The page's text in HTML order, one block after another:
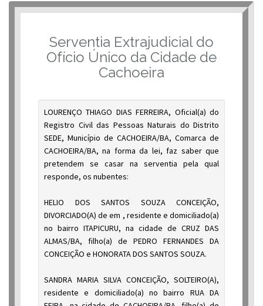
Serventia Extrajudicial do
Ofício Único da Cidade de
Cachoeira
LOURENÇO THIAGO DIAS FERREIRA, Oficial(a) do
Registro Civil das Pessoas Naturais do Distrito
SEDE, Município de CACHOEIRA/BA, Comarca de
CACHOEIRA/BA, na forma da lei, faz saber que
pretendem se casar na serventia pela qual
responde, os nubentes:
HELIO DOS SANTOS SOUZA CONCEIÇÃO,
DIVORCIADO(A) de em , residente e domiciliado(a)
no bairro ITAPICURU, na cidade de CRUZ DAS
ALMAS/BA, filho(a) de PEDRO FERNANDES DA
CONCEIÇÃO e HONORATA DOS SANTOS SOUZA.
SANDRA MARIA SILVA CONCEIÇÃO, SOLTEIRO(A),
residente e domiciliado(a) no bairro RUA DA